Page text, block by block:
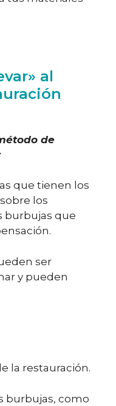
al
de
que tienen los
los
burbujas que
ser
y pueden
la restauración.
burbujas, como